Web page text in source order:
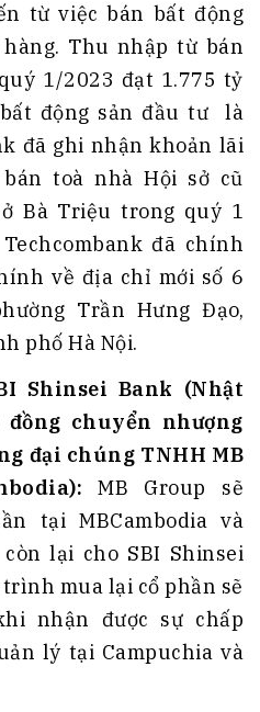
từ việc bán bất động
Thu nhập từ bán
1/2023 đạt 1.775 tỷ
động sản đầu tư là
đã ghi nhận khoản lãi
toà nhà Hội sở cũ
ở Bà Triệu trong quý 1
đã chính
về địa chỉ mới số 6
Trần Hưng Đạo,
phố Hà Nội.
Shinsei Bank (Nhật
chuyển nhượng
đại chúng TNHH MB
MB Group sẽ
tại MBCambodia và
lại cho SBI Shinsei
mua lại cổ phần sẽ
nhận được sự chấp
lý tại Campuchia và